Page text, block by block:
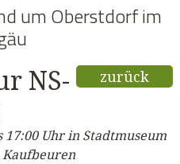
um Oberstdorf im
zurück
NS-
17:00 Uhr in Stadtmuseum